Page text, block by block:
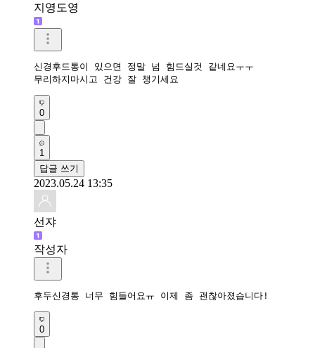
지영도영
신경후드통이 있으면 정말 넘 힘드실것 같네요ㅜㅜ
무리하지마시고 건강 잘 챙기세요
0
1
답글 쓰기
2023.05.24 13:35
선쟈
작성자
후두신경통 너무 힘들어요ㅠ 이제 좀 괜찮아졌습니다!
0